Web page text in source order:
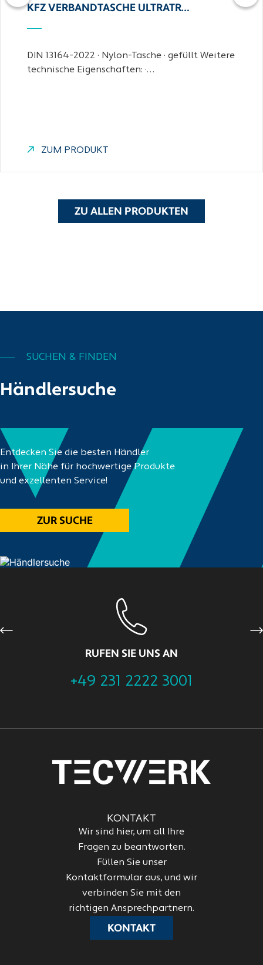
KFZ VERBANDTASCHE ULTRATR…
DIN 13164-2022 · Nylon-Tasche · gefüllt Weitere
technische Eigenschaften: ·…
ZUM PRODUKT
ZU ALLEN PRODUKTEN
Händlersuche
SUCHEN & FINDEN
Entdecken Sie die besten Händler
in Ihrer Nähe für hochwertige Produkte
und exzellenten Service!
ZUR SUCHE
RUFEN SIE UNS AN
+49 231 2222 3001
Previous
KONTAKT
Wir sind hier, um all Ihre
Fragen zu beantworten.
Füllen Sie unser
Kontaktformular aus, und wir
verbinden Sie mit den
richtigen Ansprechpartnern.
KONTAKT